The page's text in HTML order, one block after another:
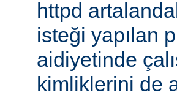
httpd
isteği yapılan
aidiyetinde
kimliklerini de